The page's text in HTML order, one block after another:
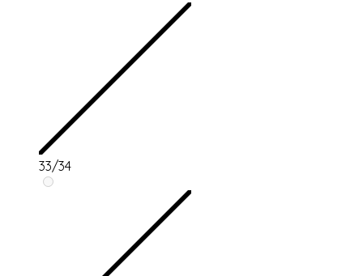
33/34